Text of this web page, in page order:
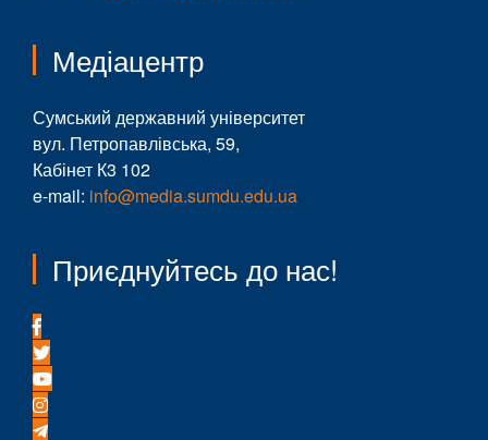
Медіацентр
Сумський державний університет
вул. Петропавлівська, 59,
Кабінет К3 102
e-mail: info@media.sumdu.edu.ua
Приєднуйтесь до нас!